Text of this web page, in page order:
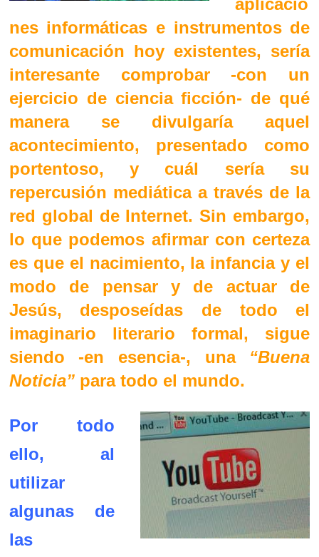
nes informáticas e instrumentos de
comunicación hoy existentes, sería
interesante comprobar -con un
ejercicio de ciencia ficción- de qué
manera se divulgaría aquel
acontecimiento, presentado como
portentoso, y cuál sería su
repercusión mediática a través de la
red global de Internet. Sin embargo,
lo que podemos afirmar con certeza
es que el nacimiento, la infancia y el
modo de pensar y de actuar de
Jesús, desposeídas de todo el
imaginario literario formal, sigue
siendo -en esencia-, una “Buena
Noticia”para todo el mundo.
Por todo
ello, al
utilizar
algunas de
las